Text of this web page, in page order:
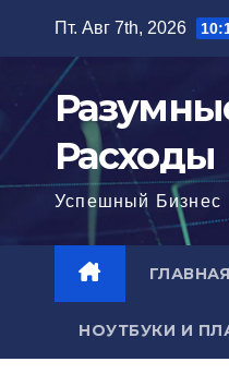
содержимому
Пт. Авг 7th, 2026
Расходы
Успешный Бизнес
ГЛАВНАЯ
НОУТБУКИ И